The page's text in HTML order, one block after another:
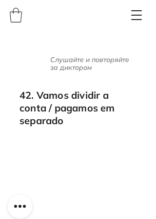
42. Vamos dividir a
conta / pagamos em
separado
Слушайте и повторяйте
за диктором